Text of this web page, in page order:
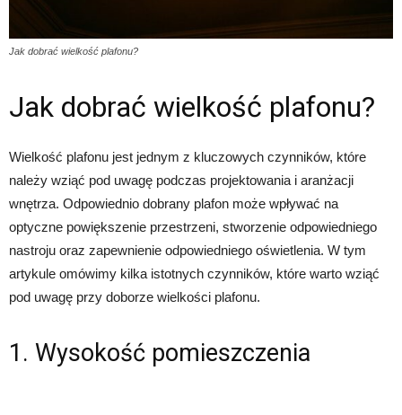
Jak dobrać wielkość plafonu?
Jak dobrać wielkość plafonu?
Wielkość plafonu jest jednym z kluczowych czynników, które
należy wziąć pod uwagę podczas projektowania i aranżacji
wnętrza. Odpowiednio dobrany plafon może wpływać na
optyczne powiększenie przestrzeni, stworzenie odpowiedniego
nastroju oraz zapewnienie odpowiedniego oświetlenia. W tym
artykule omówimy kilka istotnych czynników, które warto wziąć
pod uwagę przy doborze wielkości plafonu.
1. Wysokość pomieszczenia